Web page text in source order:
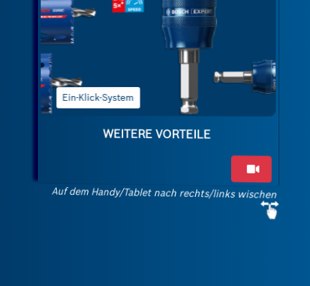
Hervorragende
WEITERE VORTEILE
Auf dem Handy/Tablet nach rechts/links wischen